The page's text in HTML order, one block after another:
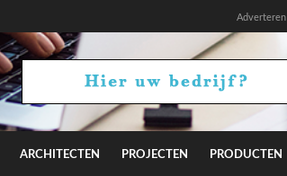
Adverteren
ARCHITECTEN PROJECTEN PRODUCTEN